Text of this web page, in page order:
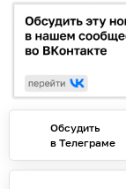
Обсудить
в Телеграме